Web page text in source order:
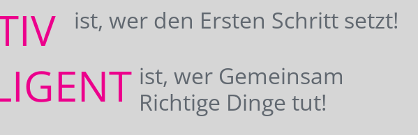
ist, wer den Ersten Schritt setzt!
ist, wer Gemeinsam
Richtige Dinge tut!